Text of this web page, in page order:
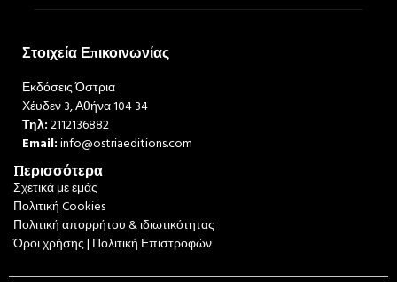
Στοιχεία Επικοινωνίας
Εκδόσεις Όστρια
Χέυδεν 3, Αθήνα 104 34
Τηλ:2112136882
Email:info@ostriaeditions.com
Περισσότερα
Σχετικά με εμάς
Πολιτική Cookies
Πολιτική απορρήτου & ιδιωτικότητας
Όροι χρήσης | Πολιτική Επιστροφών